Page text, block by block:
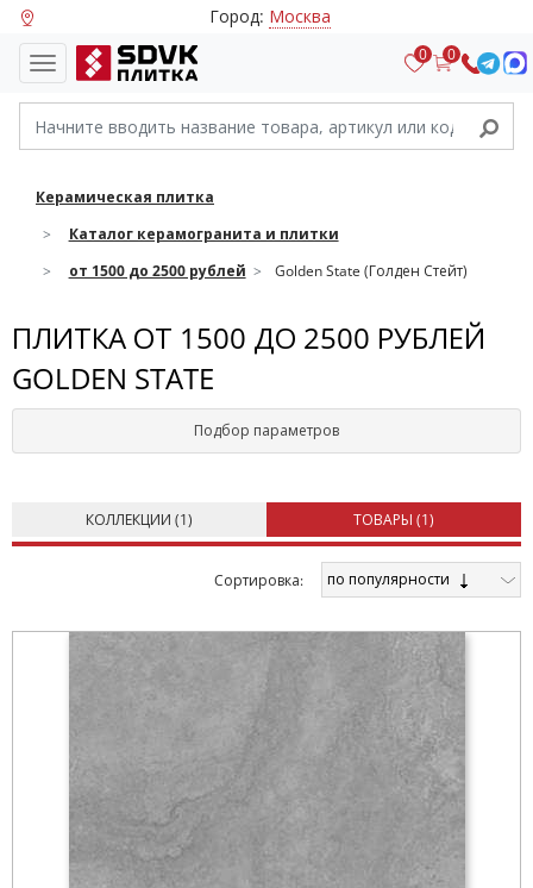
Город: Москва
0 0
Керамическая плитка
Каталог керамогранита и плитки
от 1500 до 2500 рублей
Golden State (Голден Стейт)
ПЛИТКА ОТ 1500 ДО 2500 РУБЛЕЙ
GOLDEN STATE
Подбор параметров
КОЛЛЕКЦИИ (1) ТОВАРЫ (1)
Cортировка: по популярности